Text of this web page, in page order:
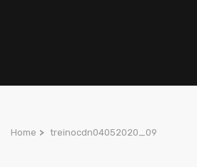
Home > treinocdn04052020_09